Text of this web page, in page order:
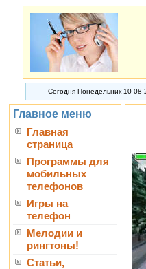
Сегодня Понедельник 10-08-
Главное меню
Главная
страница
Программы для
мобильных
телефонов
Игры на
телефон
Мелодии и
рингтоны!
Статьи,